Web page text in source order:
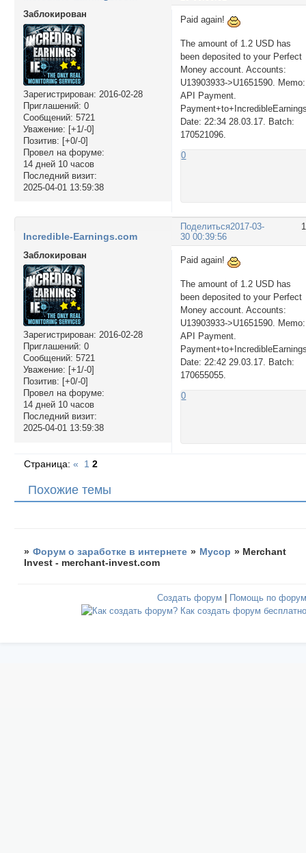
Заблокирован
Зарегистрирован: 2016-02-28
Приглашений: 0
Сообщений: 5721
Уважение: [+1/-0]
Позитив: [+0/-0]
Провел на форуме:
14 дней 10 часов
Последний визит:
2025-04-01 13:59:38
Paid again!
The amount of 1.2 USD has
been deposited to your Perfect
Money account. Accounts:
U13903933->U1651590. Memo:
API Payment.
Date: 22:34 28.03.17. Batch:
170521096.
0
Поделиться2017-03-
30 00:39:56
Incredible-Earnings.com
Заблокирован
Зарегистрирован: 2016-02-28
Приглашений: 0
Сообщений: 5721
Уважение: [+1/-0]
Позитив: [+0/-0]
Провел на форуме:
14 дней 10 часов
Последний визит:
2025-04-01 13:59:38
Paid again!
The amount of 1.2 USD has
been deposited to your Perfect
Money account. Accounts:
U13903933->U1651590. Memo:
API Payment.
Date: 22:42 29.03.17. Batch:
170655055.
0
Страница:« 1 2
Похожие темы
» Форум о заработке в интернете » Мусор » Merchant
Invest - merchant-invest.com
Создать форум | Помощь по